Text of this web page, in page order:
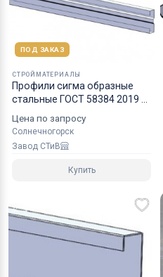
ПОД ЗАКАЗ
СТРОЙМАТЕРИАЛЫ
Профили сигма образные
стальные ГОСТ 58384 2019 с
Цена по запросу
Солнечногорск
Завод СТиВ
Купить